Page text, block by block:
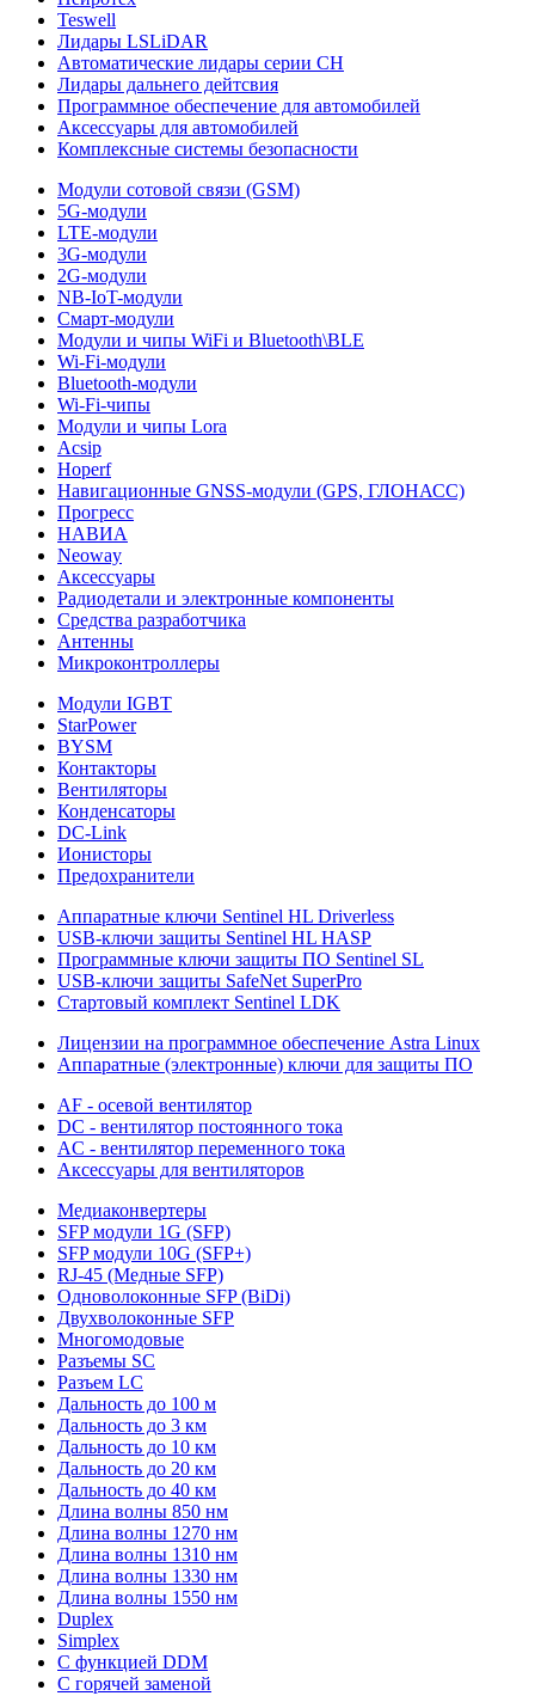
Teswell
Лидары LSLiDAR
Автоматические лидары серии CH
Лидары дальнего дейтсвия
Программное обеспечение для автомобилей
Аксессуары для автомобилей
Комплексные системы безопасности
Модули сотовой связи (GSM)
5G-модули
LTE-модули
3G-модули
2G-модули
NB-IoT-модули
Смарт-модули
Модули и чипы WiFi и Bluetooth\BLE
Wi-Fi-модули
Bluetooth-модули
Wi-Fi-чипы
Модули и чипы Lora
Acsip
Hoperf
Навигационные GNSS-модули (GPS, ГЛОНАСС)
Прогресс
НАВИА
Neoway
Аксессуары
Радиодетали и электронные компоненты
Средства разработчика
Антенны
Микроконтроллеры
Модули IGBT
StarPower
BYSM
Контакторы
Вентиляторы
Конденсаторы
DC-Link
Ионисторы
Предохранители
Аппаратные ключи Sentinel HL Driverless
USB-ключи защиты Sentinel HL HASP
Программные ключи защиты ПО Sentinel SL
USB-ключи защиты SafeNet SuperPro
Стартовый комплект Sentinel LDK
Лицензии на программное обеспечение Astra Linux
Аппаратные (электронные) ключи для защиты ПО
AF - осевой вентилятор
DC - вентилятор постоянного тока
AC - вентилятор переменного тока
Аксессуары для вентиляторов
Медиаконвертеры
SFP модули 1G (SFP)
SFP модули 10G (SFP+)
RJ-45 (Медные SFP)
Одноволоконные SFP (BiDi)
Двухволоконные SFP
Многомодовые
Разъемы SC
Разъем LC
Дальность до 100 м
Дальность до 3 км
Дальность до 10 км
Дальность до 20 км
Дальность до 40 км
Длина волны 850 нм
Длина волны 1270 нм
Длина волны 1310 нм
Длина волны 1330 нм
Длина волны 1550 нм
Duplex
Simplex
С функцией DDM
С горячей заменой